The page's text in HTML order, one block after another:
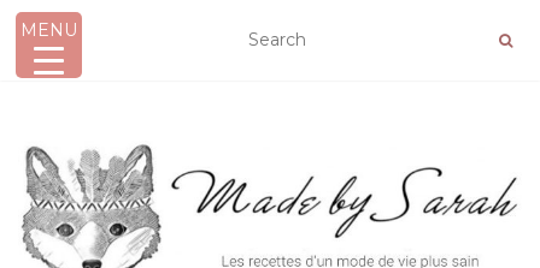
MENU
AFFICHER/MASQUER LA NAVIGATION